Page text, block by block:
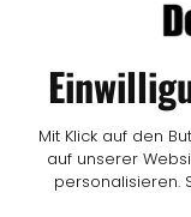
Mit Klick auf den
auf unserer
personalisieren.